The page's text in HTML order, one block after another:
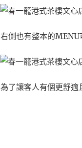
側也有整本的
了讓客人有個更舒